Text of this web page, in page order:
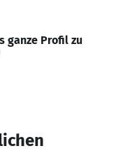
ganze Profil zu